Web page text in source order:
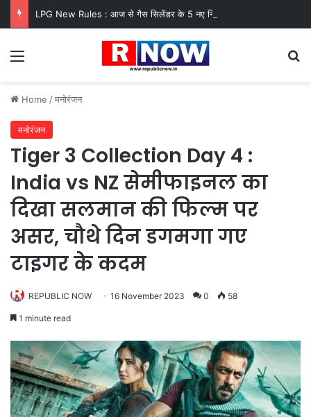
Menu
Home /मनोरंजन
मनोरंजन
Tiger 3 Collection Day 4 :
India vs NZ सेमीफाइनल का
दिखा सलमान की फिल्म पर
असर, चौथे दिन डगमगा गए
टाइगर के कदम
REPUBLIC NOW 16 November 2023 0 58
1 minute read